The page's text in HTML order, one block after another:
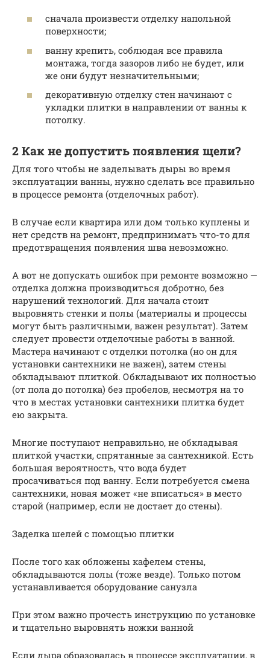
сначала произвести отделку напольной
поверхности;
ванну крепить, соблюдая все правила
монтажа, тогда зазоров либо не будет, или
же они будут незначительными;
декоративную отделку стен начинают с
укладки плитки в направлении от ванны к
потолку.
2 Как не допустить появления щели?
Для того чтобы не заделывать дыры во время
эксплуатации ванны, нужно сделать все правильно
в процессе ремонта (отделочных работ).
В случае если квартира или дом только куплены и
нет средств на ремонт, предпринимать что-то для
предотвращения появления шва невозможно.
А вот не допускать ошибок при ремонте возможно —
отделка должна производиться добротно, без
нарушений технологий. Для начала стоит
выровнять стенки и полы (материалы и процессы
могут быть различными, важен результат). Затем
следует провести отделочные работы в ванной.
Мастера начинают с отделки потолка (но он для
установки сантехники не важен), затем стены
обкладывают плиткой. Обкладывают их полностью
(от пола до потолка) без пробелов, несмотря на то
что в местах установки сантехники плитка будет
ею закрыта.
Многие поступают неправильно, не обкладывая
плиткой участки, спрятанные за сантехникой. Есть
большая вероятность, что вода будет
просачиваться под ванну. Если потребуется смена
сантехники, новая может «не вписаться» в место
старой (например, если не достает до стены).
Заделка шелей с помощью плитки
После того как обложены кафелем стены,
обкладываются полы (тоже везде). Только потом
устанавливается оборудование санузла
При этом важно прочесть инструкцию по установке
и тщательно выровнять ножки ванной
Если дыра образовалась в процессе эксплуатации, в